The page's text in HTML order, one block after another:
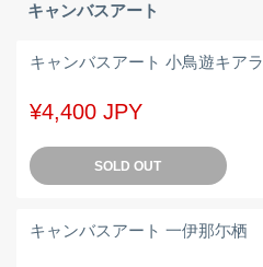
キャンバスアート
キャンバスアート 小鳥遊キアラ
¥4,400 JPY
SOLD OUT
キャンバスアート 一伊那尓栖